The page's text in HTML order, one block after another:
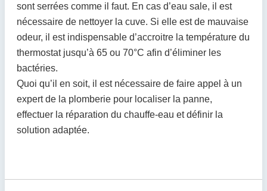
sont serrées comme il faut. En cas d’eau sale, il est
nécessaire de nettoyer la cuve. Si elle est de mauvaise
odeur, il est indispensable d’accroitre la température du
thermostat jusqu’à 65 ou 70°C afin d’éliminer les
bactéries.
Quoi qu’il en soit, il est nécessaire de faire appel à un
expert de la plomberie pour localiser la panne,
effectuer la réparation du chauffe-eau et définir la
solution adaptée.